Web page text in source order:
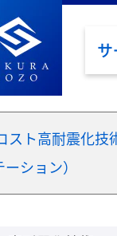
サ
スト高耐震化技
ション）